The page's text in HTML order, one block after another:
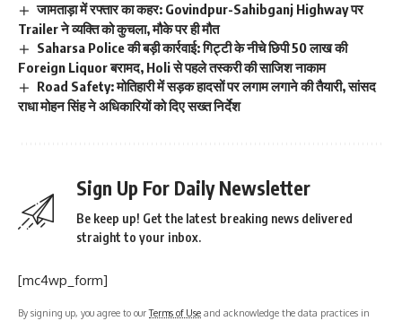
जामताड़ा में रफ्तार का कहर: Govindpur-Sahibganj Highway पर
Trailer ने व्यक्ति को कुचला, मौके पर ही मौत
Saharsa Police की बड़ी कार्रवाई: गिट्टी के नीचे छिपी 50 लाख की
Foreign Liquor बरामद, Holi से पहले तस्करी की साजिश नाकाम
Road Safety: मोतिहारी में सड़क हादसों पर लगाम लगाने की तैयारी, सांसद
राधा मोहन सिंह ने अधिकारियों को दिए सख्त निर्देश
Sign Up For Daily Newsletter
Be keep up! Get the latest breaking news delivered
straight to your inbox.
[mc4wp_form]
By signing up, you agree to ourTerms of Use and acknowledge the data practices in